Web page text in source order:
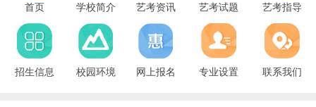
首页 学校简介 艺考资讯 艺考试题 艺考指导
招生信息 校园环境 网上报名 专业设置 联系我们